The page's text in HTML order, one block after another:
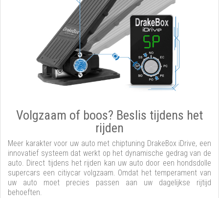
Volgzaam of boos? Beslis tijdens het
rijden
Meer karakter voor uw auto met chiptuning DrakeBox iDrive, een
innovatief systeem dat werkt op het dynamische gedrag van de
auto. Direct tijdens het rijden kan uw auto door een hondsdolle
supercars een citiycar volgzaam. Omdat het temperament van
uw auto moet precies passen aan uw dagelijkse rijtijd
behoeften.